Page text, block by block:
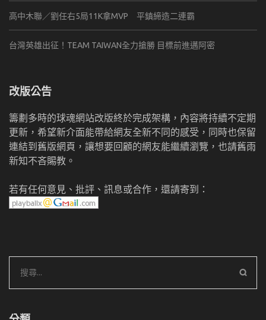
高中木聯／劉任右5局11K拿MVP 平鎮締造二連霸
台灣英雄出征！TEAM TAIWAN全力搶勝 目標前進邁阿密
改版公告
籌劃多時的球魂網站改版終於完成架構，內容將持續不定期
更新，希望新介面能帶給網友全新不同的感受，同時也保留
連結到舊版網頁，讓想要回顧的網友能繼續瀏覽，也請舊雨
新知不吝賜教。
若有任何意見、批評、訊息或合作，還請寄到：
搜
尋
鍵